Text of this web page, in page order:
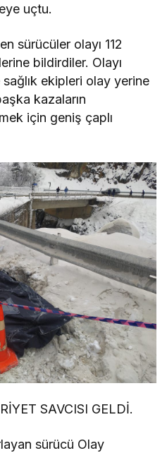
uçtu.
sürücüler olayı 112
bildirdiler. Olayı
ekipleri olay yerine
kazaların
için geniş çaplı
SAVCISI GELDİ.
sürücü Olay